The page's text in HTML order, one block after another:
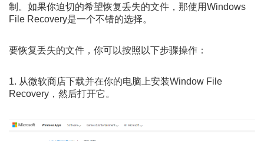
制。如果你迫切的希望恢复丢失的文件，那使用Windows
File Recovery是一个不错的选择。
要恢复丢失的文件，你可以按照以下步骤操作：
1. 从微软商店下载并在你的电脑上安装Window File
Recovery，然后打开它。